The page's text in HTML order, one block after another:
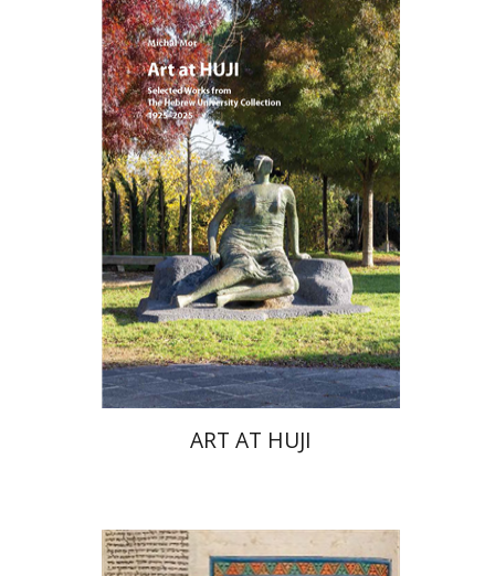
מיכל מור
הנחת אתר ספר מודפס
$85
$76
ART AT HUJI